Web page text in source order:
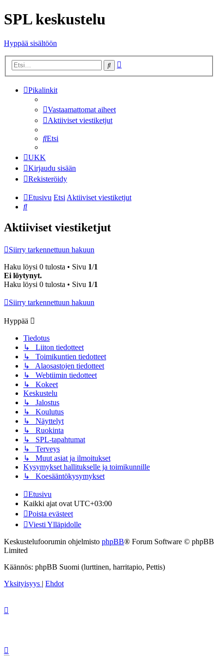
SPL keskustelu
Hyppää sisältöön
Etsi
Pikalinkit
Vastaamattomat aiheet
Aktiiviset viestiketjut
Etsi
UKK
Kirjaudu sisään
Rekisteröidy
Etusivu EtsiAktiiviset viestiketjut
Etsi
Aktiiviset viestiketjut
Siirry tarkennettuun hakuun
Haku löysi 0 tulosta • Sivu 1/1
Ei löytynyt.
Haku löysi 0 tulosta • Sivu 1/1
Siirry tarkennettuun hakuun
Hyppää
Tiedotus
↳ Liiton tiedotteet
↳ Toimikuntien tiedotteet
↳ Alaosastojen tiedotteet
↳ Webtiimin tiedotteet
↳ Kokeet
Keskustelu
↳ Jalostus
↳ Koulutus
↳ Näyttelyt
↳ Ruokinta
↳ SPL-tapahtumat
↳ Terveys
↳ Muut asiat ja ilmoitukset
Kysymykset hallitukselle ja toimikunnille
↳ Koesääntökysymykset
Etusivu
Kaikki ajat ovat UTC+03:00
Poista evästeet
Viesti Ylläpidolle
Keskustelufoorumin ohjelmisto phpBB® Forum Software © phpBB
Limited
Käännös: phpBB Suomi (lurttinen, harritapio, Pettis)
Yksityisyys | Ehdot